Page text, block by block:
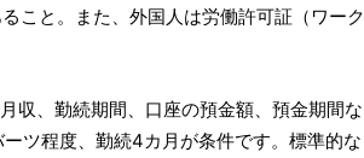
こと。また、外国人は労働許可証（ワーク
収、勤続期間、口座の預金額、預金期間な
ツ程度、勤続4カ月が条件です。標準的な